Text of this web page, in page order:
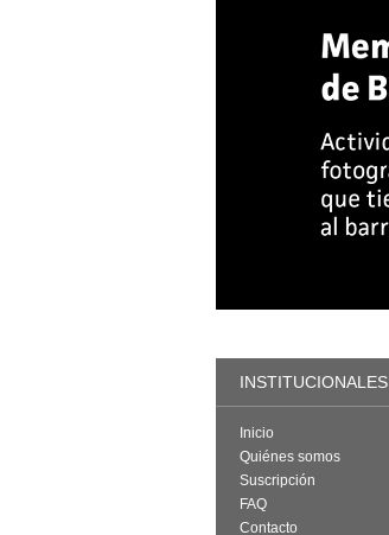
INSTITUCIONALES
Inicio
Quiénes somos
Suscripción
FAQ
Contacto